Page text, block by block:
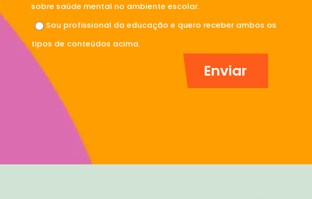
sobre saúde mental no ambiente escolar.
Sou profissional da educação e quero receber ambos os
tipos de conteúdos acima.